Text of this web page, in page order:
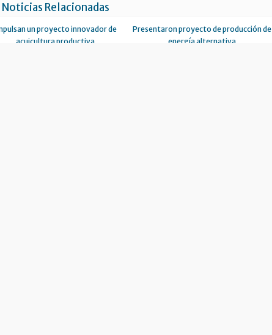
Noticias Relacionadas
un proyecto innovador de
acuicultura productiva
Presentaron proyecto de producción de
energía alternativa